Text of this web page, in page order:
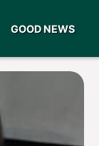
GOOD NEWS